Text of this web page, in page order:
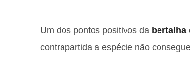
Um dos pontos positivos da bertalha
contrapartida a espécie não